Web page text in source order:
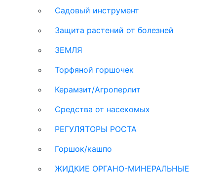
Садовый инструмент
Защита растений от болезней
ЗЕМЛЯ
Торфяной горшочек
Керамзит/Агроперлит
Средства от насекомых
РЕГУЛЯТОРЫ РОСТА
Горшок/кашпо
ЖИДКИЕ ОРГАНО-МИНЕРАЛЬНЫЕ